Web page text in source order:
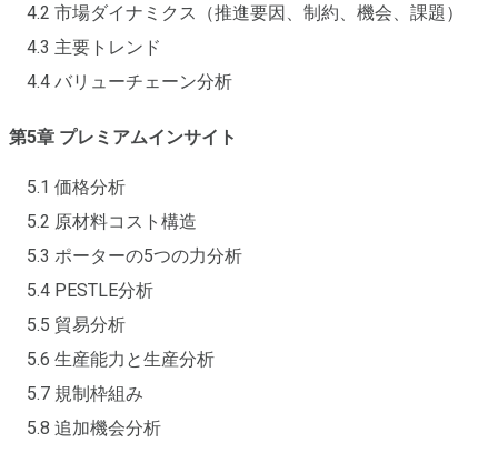
4.2 市場ダイナミクス（推進要因、制約、機会、課題）
4.3 主要トレンド
4.4 バリューチェーン分析
第5章 プレミアムインサイト
5.1 価格分析
5.2 原材料コスト構造
5.3 ポーターの5つの力分析
5.4 PESTLE分析
5.5 貿易分析
5.6 生産能力と生産分析
5.7 規制枠組み
5.8 追加機会分析